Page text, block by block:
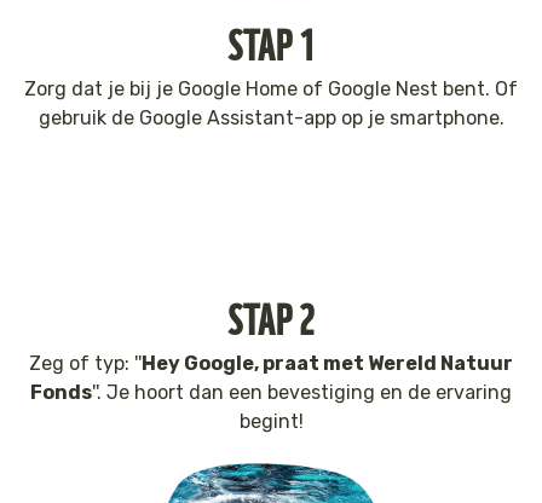
STAP 1
Zorg dat je bij je Google Home of Google Nest bent. Of
gebruik de Google Assistant-app op je smartphone.
STAP 2
Zeg of typ: ''Hey Google, praat met Wereld Natuur
Fonds''. Je hoort dan een bevestiging en de ervaring
begint!
Steur
Zeeschildpad